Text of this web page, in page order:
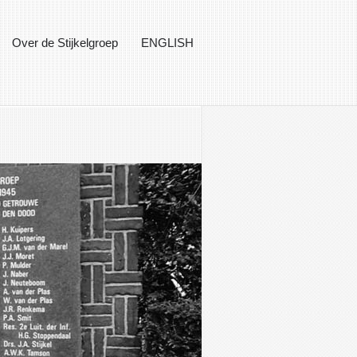
Over de Stijkelgroep ENGLISH